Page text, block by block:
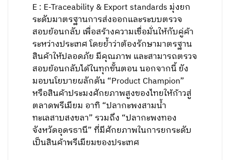
E : E-Traceability & Export standards มุ่งยก
ระดับมาตรฐานการส่งออกและระบบตรวจ
สอบย้อนกลับ เพื่อสร้างความเชื่อมั่นให้กับคู่ค้า
ระหว่างประเทศ โดยย้ำว่าต้องรักษามาตรฐาน
สินค้าให้ปลอดภัย มีคุณภาพ และสามารถตรวจ
สอบย้อนกลับได้ในทุกขั้นตอน นอกจากนี้ ยัง
มอบนโยบายผลักดัน “Product Champion”
หรือสินค้าประมงศักยภาพสูงของไทยให้ก้าวสู่
ตลาดพรีเมียม อาทิ “ปลากะพงสามน้ำ
ทะเลสาบสงขลา” รวมถึง “ปลากะพงทอง
จังหวัดอุดรธานี” ที่มีศักยภาพในการยกระดับ
เป็นสินค้าพรีเมียมของประเทศ